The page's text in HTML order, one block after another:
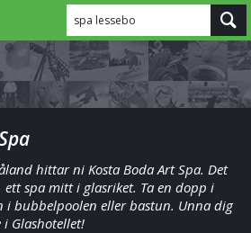
spa lessebo
hittar ni Kosta Boda Art Spa. Det
spa mitt i glasriket. Ta en dopp i
i bubbelpoolen eller bastun. Unna dig
Glashotellet!